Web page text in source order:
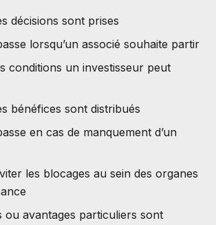
décisions sont prises
lorsqu’un associé souhaite partir
conditions un investisseur peut
bénéfices sont distribués
en cas de manquement d’un
les blocages au sein des organes
ou avantages particuliers sont